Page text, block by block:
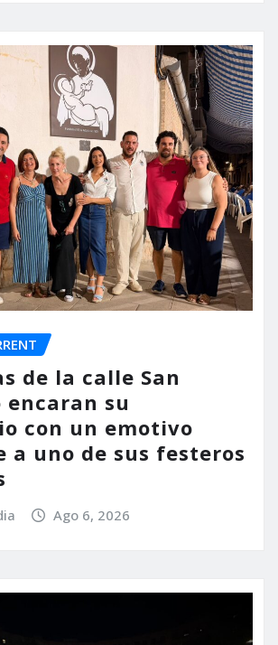
de la calle San
encaran su
con un emotivo
a uno de sus festeros
Ago 6, 2026